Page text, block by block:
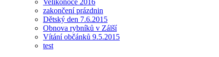
zakončení prázdnin
Dětský den 7.6.2015
Obnova rybníků v Zálší
Vítání občánků 9.5.2015
test